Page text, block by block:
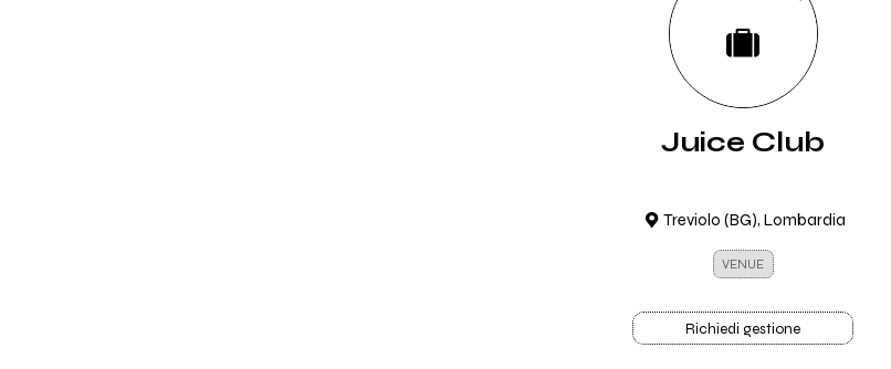
Juice Club
Treviolo (BG), Lombardia
VENUE
Richiedi gestione